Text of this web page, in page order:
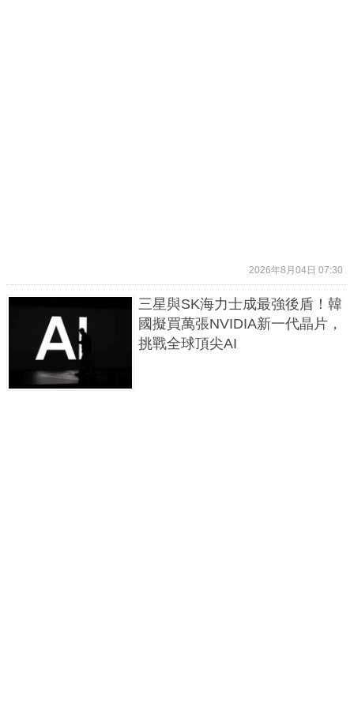
2026年8月04日 07:30
三星與SK海力士成最強後盾！韓
國擬買萬張NVIDIA新一代晶片，
挑戰全球頂尖AI